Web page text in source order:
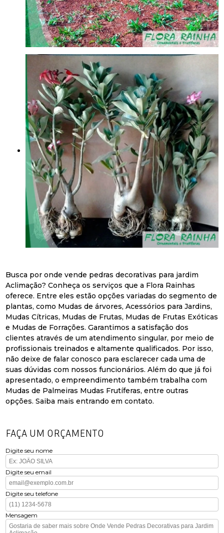
Busca por onde vende pedras decorativas para jardim
Aclimação? Conheça os serviços que a Flora Rainhas
oferece. Entre eles estão opções variadas do segmento de
plantas, como Mudas de árvores, Acessórios para Jardins,
Mudas Cítricas, Mudas de Frutas, Mudas de Frutas Exóticas
e Mudas de Forrações. Garantimos a satisfação dos
clientes através de um atendimento singular, por meio de
profissionais treinados e altamente qualificados. Por isso,
não deixe de falar conosco para esclarecer cada uma de
suas dúvidas com nossos funcionários. Além do que já foi
apresentado, o empreendimento também trabalha com
Mudas de Palmeiras Mudas Frutíferas, entre outras
opções. Saiba mais entrando em contato.
FAÇA UM ORÇAMENTO
Digite seu nome
Digite seu email
Digite seu telefone
Mensagem